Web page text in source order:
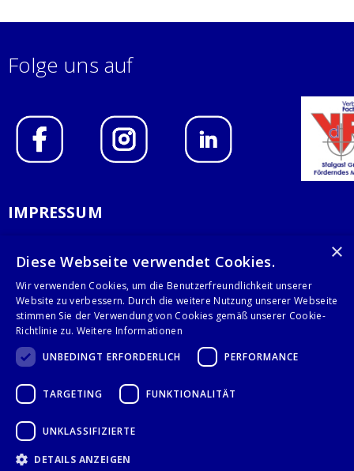
Folge uns auf
IMPRESSUM
AGB
KONTAKT
Stalgast GmbH
28359 Bremen
+49 421 408844-0
×
Diese Webseite verwendet Cookies.
Wir verwenden Cookies, um die Benutzerfreundlichkeit unserer
Website zu verbessern. Durch die weitere Nutzung unserer Webseite
stimmen Sie der Verwendung von Cookies gemäß unserer Cookie-
Richtlinie zu. Weitere Informationen
UNBEDINGT ERFORDERLICH
PERFORMANCE
TARGETING FUNKTIONALITÄT
UNKLASSIFIZIERTE
DETAILS ANZEIGEN